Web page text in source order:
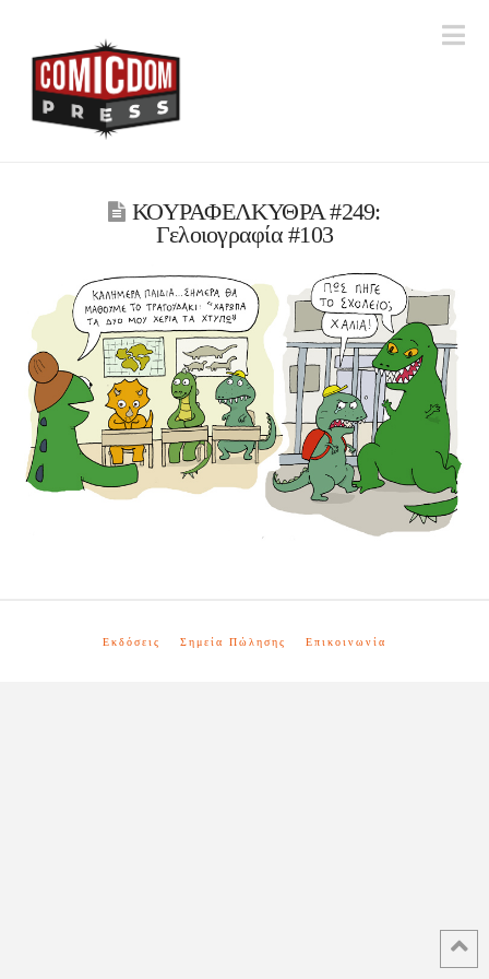
ΚΟΥΡΑΦΕΛΚΥΘΡΑ #249:
Γελοιογραφία #103
Εκδόσεις Σημεία Πώλησης Επικοινωνία